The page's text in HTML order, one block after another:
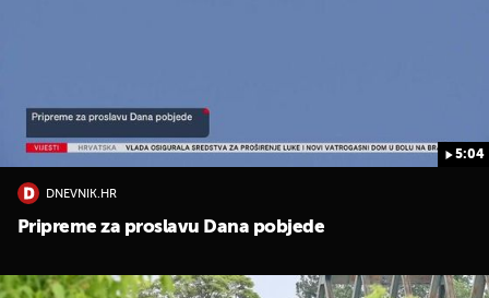
5:04
DNEVNIK.HR
Pripreme za proslavu Dana pobjede